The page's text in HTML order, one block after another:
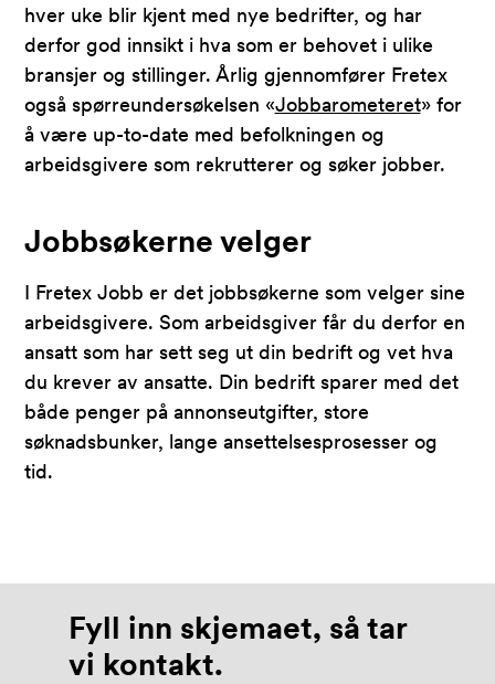
hver uke blir kjent med nye bedrifter, og har
derfor god innsikt i hva som er behovet i ulike
bransjer og stillinger. Årlig gjennomfører Fretex
også spørreundersøkelsen «Jobbarometeret» for
å være up-to-date med befolkningen og
arbeidsgivere som rekrutterer og søker jobber.
Jobbsøkerne velger
I Fretex Jobb er det jobbsøkerne som velger sine
arbeidsgivere. Som arbeidsgiver får du derfor en
ansatt som har sett seg ut din bedrift og vet hva
du krever av ansatte. Din bedrift sparer med det
både penger på annonseutgifter, store
søknadsbunker, lange ansettelsesprosesser og
tid.
Fyll inn skjemaet, så tar
vi kontakt.